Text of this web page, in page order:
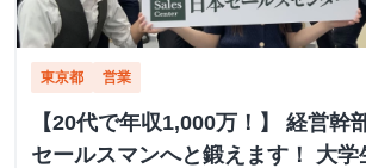
東京都 営業
【20代で年収1,000万！】 経営幹
セールスマンへと鍛えます！ 大学